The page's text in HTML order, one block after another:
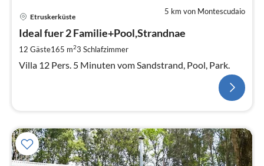
5 km von Montescudaio
Etruskerküste
Ideal fuer 2 Familie+Pool,Strandnae
12 Gäste165 m23 Schlafzimmer
Villa 12 Pers. 5 Minuten vom Sandstrand, Pool, Park.